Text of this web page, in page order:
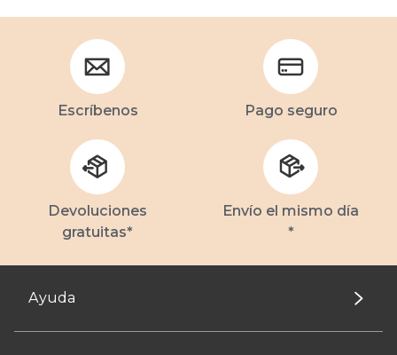
Escríbenos Pago seguro
Devoluciones
gratuitas*
Envío el mismo día
*
Ayuda